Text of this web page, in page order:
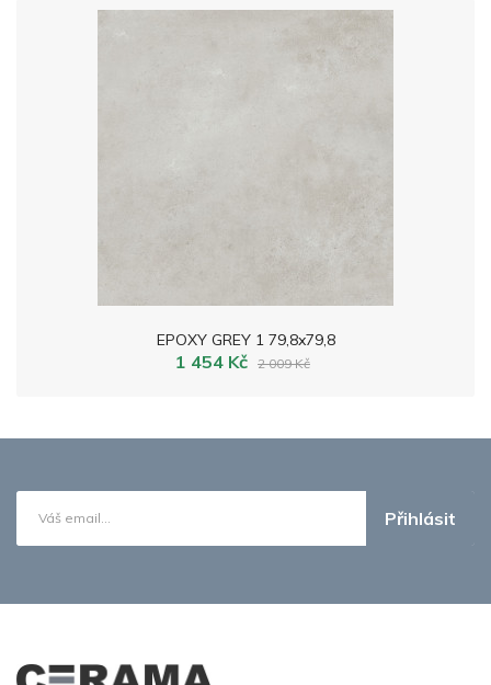
EPOXY GREY 1 79,8x79,8
1 454 Kč 2 009 Kč
Přihlásit